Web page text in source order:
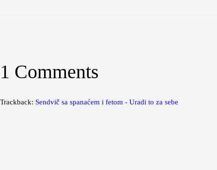
1 Comments
Trackback: Sendvič sa spanaćem i fetom - Uradi to za sebe